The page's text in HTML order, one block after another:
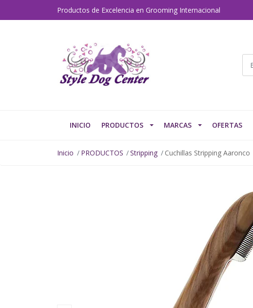
Productos de Excelencia en Grooming Internacional
INICIO PRODUCTOS MARCAS OFERTAS
Inicio PRODUCTOS Stripping Cuchillas Stripping Aaronco